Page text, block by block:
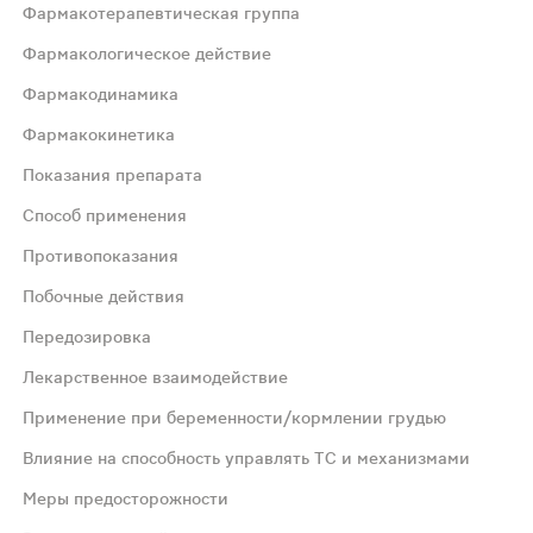
микроэлементом, необходимым для нормальной
2:00 после всасывания он
вскармливания); профилактика рецидива
при применении в дозах более 300 мкг/сут (за
Фармакотерапевтическая группа
Фармакологическое действие
Фармакодинамика
Фармакокинетика
Показания препарата
Способ применения
Противопоказания
Побочные действия
Передозировка
Лекарственное взаимодействие
Применение при беременности/кормлении грудью
Влияние на способность управлять ТС и механизмами
Меры предосторожности